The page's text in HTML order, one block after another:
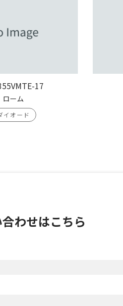
17
ローム
イオード
わせはこちら